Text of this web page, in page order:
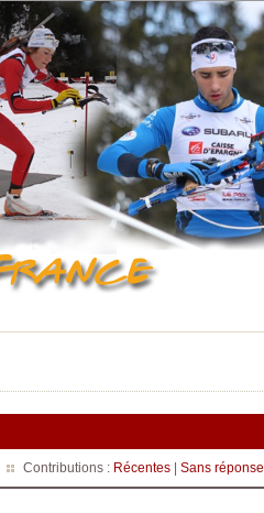
Contributions : Récentes Sans réponse